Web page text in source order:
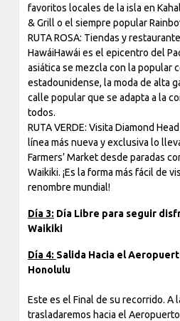
favoritos locales de la isla en
& Grill o el siempre popular
RUTA ROSA: Tiendas y
HawáiHawái es el epicentro del
asiática se mezcla con la popular
estadounidense, la moda de alta
calle popular que se adapta a la
todos.
RUTA VERDE: Visita Diamond
línea más nueva y exclusiva lo
Farmers’ Market desde paradas
Waikiki. ¡Es la forma más fácil de
renombre mundial!
Día 3: Día Libre para seguir
Waikiki
Día 4: Salida Hacia el
Honolulu
Este es el Final de su recorrido. A
trasladaremos hacia el